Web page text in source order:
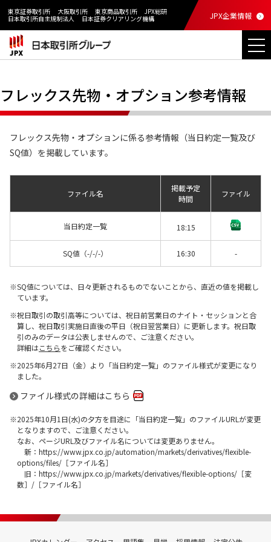
東京証券取引所 大阪取引所 東京商品取引所
JPX総研
日本取引所自主規制法人
日本証券クリアリング機構 JPX企業情報
フレックス先物・オプション参考情報
フレックス先物・オプションに係る参考情報（当日約定一覧及び
SQ値）を掲載しています。
ファイル名
掲載予定
時間
ファイル
当日約定一覧 18:15
SQ値（-/-/-） 16:30 -
SQ値については、日々更新されるものでないことから、直近の値を掲載し
ています。
祝日取引の取引高等については、祝日前営業日のナイト・セッションと合
算し、祝日取引実施日直後の平日（祝日翌営業日）に更新します。祝日取
引のみのデータは公表しませんので、ご注意ください。
詳細はこちらをご確認ください。
2025年6月27日（金）より「当日約定一覧」のファイル様式が変更になり
ました。
ファイル様式の詳細はこちら
2025年10月1日(水)の夕方を目途に「当日約定一覧」のファイルURLが変更
となりますので、ご注意ください。
なお、ページURL及びファイル名については変更ありません。
新：https://www.jpx.co.jp/automation/markets/derivatives/flexible-
options/files/［ファイル名］
旧：https://www.jpx.co.jp/markets/derivatives/flexible-options/［変
数］/［ファイル名］